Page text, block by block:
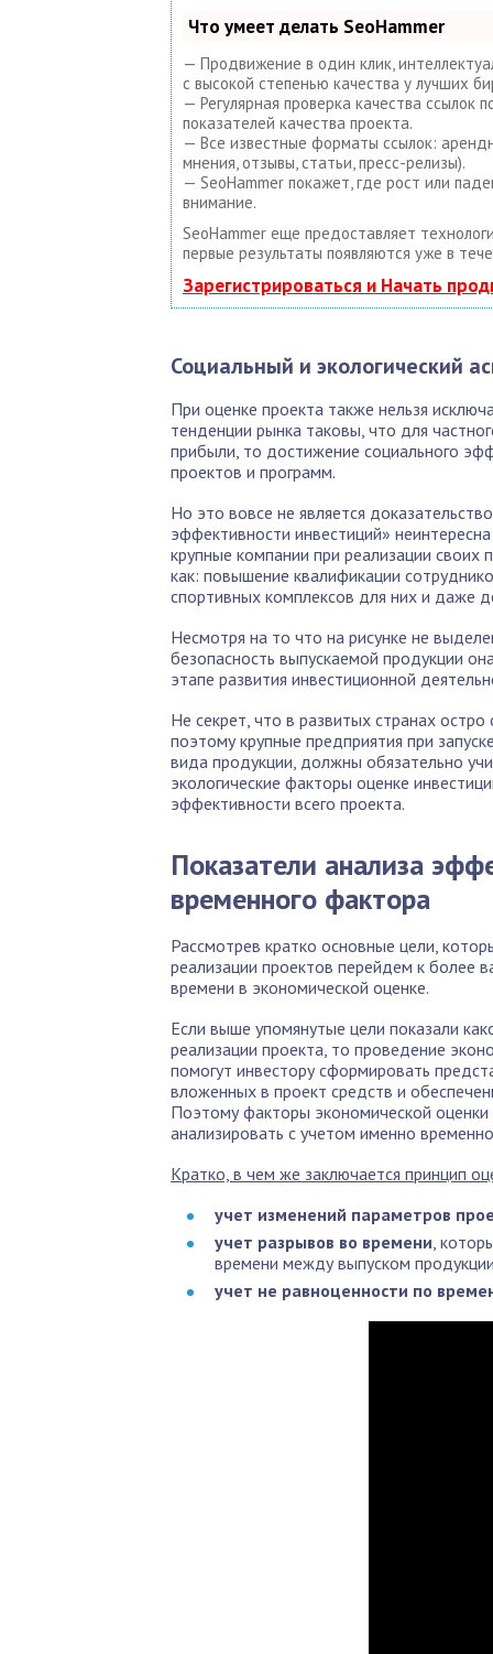
Что умеет делать SeoHammer
— Продвижение в один клик,
с высокой степенью качества у лучших
— Регулярная проверка качества
показателей качества проекта.
— Все известные форматы ссылок:
мнения, отзывы, статьи, пресс-релизы).
— SeoHammer покажет, где рост или
внимание.
SeoHammer еще предоставляет
первые результаты появляются уже в
Зарегистрироваться и Начать
Социальный и экологический
При оценке проекта также нельзя
тенденции рынка таковы, что для
прибыли, то достижение социального
проектов и программ.
Но это вовсе не является
эффективности инвестиций»
крупные компании при реализации
как: повышение квалификации
спортивных комплексов для них и даже
Несмотря на то что на рисунке не
безопасность выпускаемой продукции
этапе развития инвестиционной
Не секрет, что в развитых странах
поэтому крупные предприятия при
вида продукции, должны обязательно
экологические факторы оценке
эффективности всего проекта.
Показатели анализа
временного фактора
Рассмотрев кратко основные цели,
реализации проектов перейдем к более
времени в экономической оценке.
Если выше упомянутые цели показали
реализации проекта, то проведение
помогут инвестору сформировать
вложенных в проект средств и
Поэтому факторы экономической
анализировать с учетом именно
Кратко, в чем же заключается принцип
учет изменений параметров
учет разрывов во времени,
времени между выпуском
учет не равноценности по